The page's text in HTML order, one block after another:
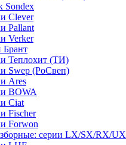
Sondex
Clever
Pallant
Verker
Брант
Теплохит (ТИ)
Swep (РоСвеп)
Ares
BOWA
Ciat
Fischer
Forwon
серии LX/SX/RX/UX